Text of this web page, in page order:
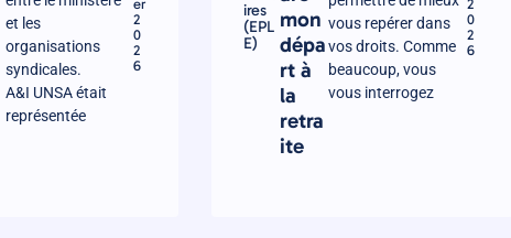
et les
organisations
syndicales.
A&I UNSA était
représentée
er
2
0
2
6
ires
(EPL
E)
mon
dépa
rt à
la
retra
ite
vous repérer dans
vos droits. Comme
beaucoup, vous
vous interrogez
2
0
2
6